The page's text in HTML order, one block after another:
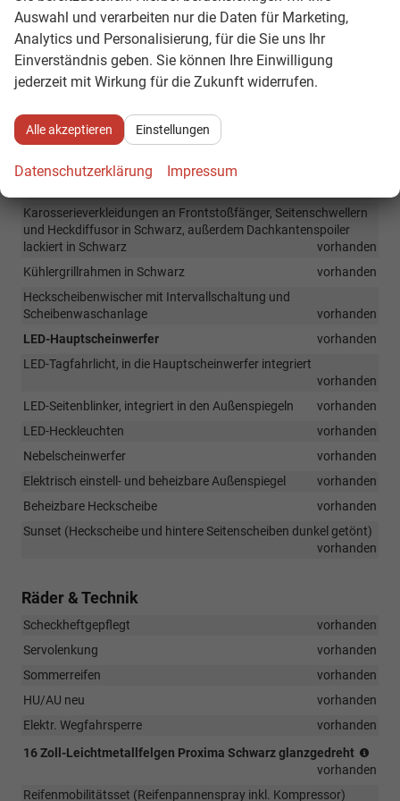
Zentralverriegelung mit Funkfernbedienung inkl. 2
Funkklappschlüsseln
vorhanden
Verkehrszeichenerkennung
vorhanden
Berganfahrassistent
Außen
Stoßfänger lackiert in Wagenfarbe
Karosserieverkleidungen an Frontstoßfänger, Seitenschwellern
und Heckdiffusor in Schwarz, außerdem Dachkantenspoiler
lackiert in Schwarz
vorhanden
Kühlergrillrahmen in Schwarz
vorhanden
Heckscheibenwischer mit Intervallschaltung und
Scheibenwaschanlage
vorhanden
LED-Hauptscheinwerfer
vorhanden
LED-Tagfahrlicht, in die Hauptscheinwerfer integriert
vorhanden
LED-Seitenblinker, integriert in den Außenspiegeln
vorhanden
LED-Heckleuchten
vorhanden
Nebelscheinwerfer
vorhanden
Elektrisch einstell- und beheizbare Außenspiegel
vorhanden
Beheizbare Heckscheibe
vorhanden
Sunset (Heckscheibe und hintere Seitenscheiben dunkel getönt)
vorhanden
Räder & Technik
Scheckheftgepflegt
vorhanden
Servolenkung
vorhanden
Sommerreifen
vorhanden
HU/AU neu
vorhanden
Elektr. Wegfahrsperre
vorhanden
16 Zoll-Leichtmetallfelgen Proxima Schwarz glanzgedreht
195/
vorhanden
Reifenmobilitätsset (Reifenpannenspray inkl. Kompressor)
Auswahl und verarbeiten nur die Daten für Marketing,
Analytics und Personalisierung, für die Sie uns Ihr
Einverständnis geben. Sie können Ihre Einwilligung
jederzeit mit Wirkung für die Zukunft widerrufen.
Alle akzeptieren Einstellungen
Datenschutzerklärung Impressum